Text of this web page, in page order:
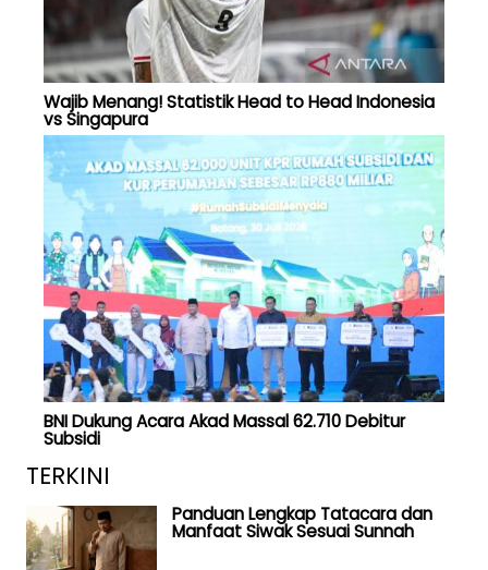
Wajib Menang! Statistik Head to Head Indonesia
vs Singapura
BNI Dukung Acara Akad Massal 62.710 Debitur
Subsidi
TERKINI
Panduan Lengkap Tatacara dan
Manfaat Siwak Sesuai Sunnah